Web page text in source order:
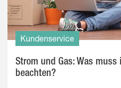
Kundenservice
Strom und Gas: Was muss
beachten?